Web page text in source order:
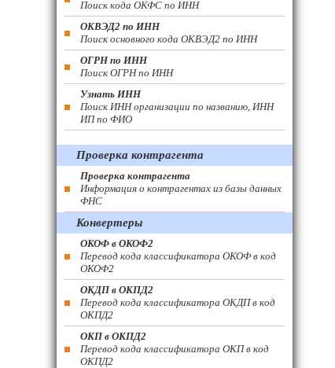
Поиск кода ОКФС по ИНН
ОКВЭД2 по ИНН
Поиск основного кода ОКВЭД2 по ИНН
ОГРН по ИНН
Поиск ОГРН по ИНН
Узнать ИНН
Поиск ИНН организации по названию, ИНН
ИП по ФИО
Проверка контрагента
Проверка контрагента
Информация о контрагентах из базы данных
ФНС
Конвертеры
ОКОФ в ОКОФ2
Перевод кода классификатора ОКОФ в код
ОКОФ2
ОКДП в ОКПД2
Перевод кода классификатора ОКДП в код
ОКПД2
ОКП в ОКПД2
Перевод кода классификатора ОКП в код
ОКПД2